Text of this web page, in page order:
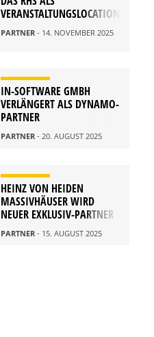
VERANSTALTUNGSLOCATION
PARTNER - 14. NOVEMBER 2025
IN-SOFTWARE GMBH
VERLÄNGERT ALS DYNAMO-
PARTNER
PARTNER - 20. AUGUST 2025
HEINZ VON HEIDEN
MASSIVHÄUSER WIRD
NEUER EXKLUSIV-PARTNER
PARTNER - 15. AUGUST 2025